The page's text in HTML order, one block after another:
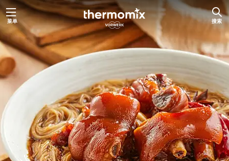
跳
至
内
容
菜单 搜索